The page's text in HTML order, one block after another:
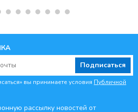
Подписаться
вы принимаете условия Публичной
рассылку новостей от